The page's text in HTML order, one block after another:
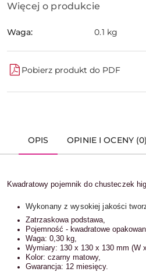
Więcej o produkcie
Waga: 0.1 kg
Pobierz produkt do PDF
OPIS OPINIE I OCENY (0)
Kwadratowy pojemnik do chusteczek
Wykonany z wysokiej jakości
Zatrzaskowa podstawa,
Pojemność - kwadratowe
Waga: 0,30 kg,
Wymiary: 130 x 130 x 130 mm (W
Kolor: czarny matowy,
Gwarancja: 12 miesięcy.